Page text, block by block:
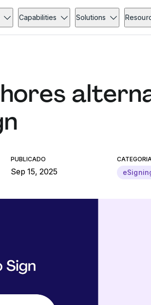
Capabilities Solutions
PUBLICADO
Sep 15, 2025